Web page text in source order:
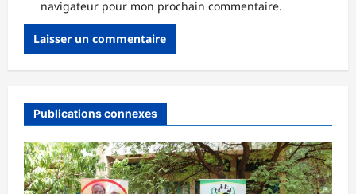
navigateur pour mon prochain commentaire.
Publications connexes